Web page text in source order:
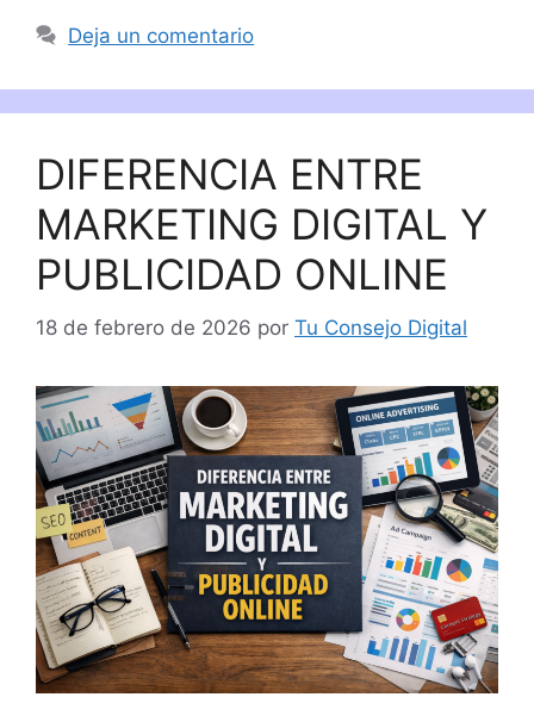
Deja un comentario
DIFERENCIA ENTRE
MARKETING DIGITAL Y
PUBLICIDAD ONLINE
18 de febrero de 2026 por Tu Consejo Digital